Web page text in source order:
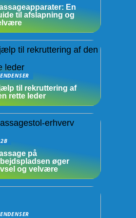
En
til afslapning og
til rekruttering af
rette leder
på
øger
og velvære